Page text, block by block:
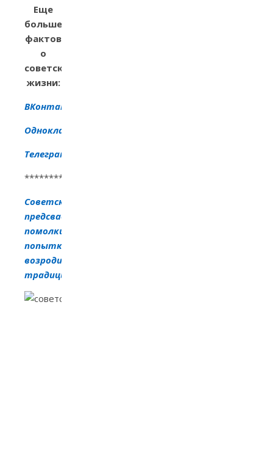
Еще
больше
фактов
о
советской
жизни:
ВКонтакте
Одноклассники
Телеграм
Советские
предсвадебные
помолки:
попытка
возродить
традиции